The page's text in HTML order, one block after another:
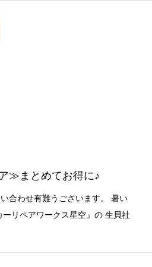
≫まとめてお得に♪
合わせ有難うございます。 暑い
ーリペアワークス星空』の 生貝社